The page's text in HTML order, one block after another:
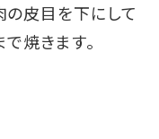
の皮目を下にして
焼きます。